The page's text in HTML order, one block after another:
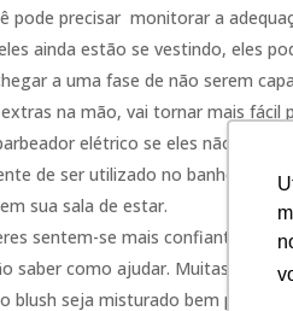
pode precisar monitorar a
ainda estão se vestindo, eles
a uma fase de não serem
na mão, vai tornar mais fácil
elétrico se eles não
de ser utilizado no banho. A
sua sala de estar.
sentem-se mais confiantes e
saber como ajudar. Muitas
blush seja misturado bem para